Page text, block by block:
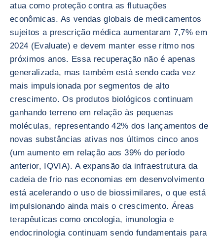
atua como proteção contra as flutuações
econômicas. As vendas globais de medicamentos
sujeitos a prescrição médica aumentaram 7,7% em
2024 (Evaluate) e devem manter esse ritmo nos
próximos anos. Essa recuperação não é apenas
generalizada, mas também está sendo cada vez
mais impulsionada por segmentos de alto
crescimento. Os produtos biológicos continuam
ganhando terreno em relação às pequenas
moléculas, representando 42% dos lançamentos de
novas substâncias ativas nos últimos cinco anos
(um aumento em relação aos 39% do período
anterior, IQVIA). A expansão da infraestrutura da
cadeia de frio nas economias em desenvolvimento
está acelerando o uso de biossimilares, o que está
impulsionando ainda mais o crescimento. Áreas
terapêuticas como oncologia, imunologia e
endocrinologia continuam sendo fundamentais para